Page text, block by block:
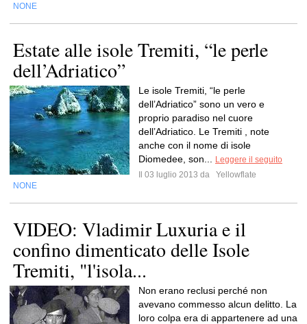
NONE
Estate alle isole Tremiti, “le perle
dell’Adriatico”
Le isole Tremiti, “le perle
dell’Adriatico” sono un vero e
proprio paradiso nel cuore
dell’Adriatico. Le Tremiti , note
anche con il nome di isole
Diomedee, son...
Leggere il seguito
Il 03 luglio 2013 da
Yellowflate
NONE
VIDEO: Vladimir Luxuria e il
confino dimenticato delle Isole
Tremiti, "l'isola...
Non erano reclusi perché non
avevano commesso alcun delitto. La
loro colpa era di appartenere ad una